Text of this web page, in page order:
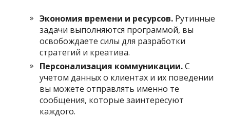
Экономия времени и ресурсов. Рутинные
задачи выполняются программой, вы
освобождаете силы для разработки
стратегий и креатива.
Персонализация коммуникации.С
учетом данных о клиентах и их поведении
вы можете отправлять именно те
сообщения, которые заинтересуют
каждого.